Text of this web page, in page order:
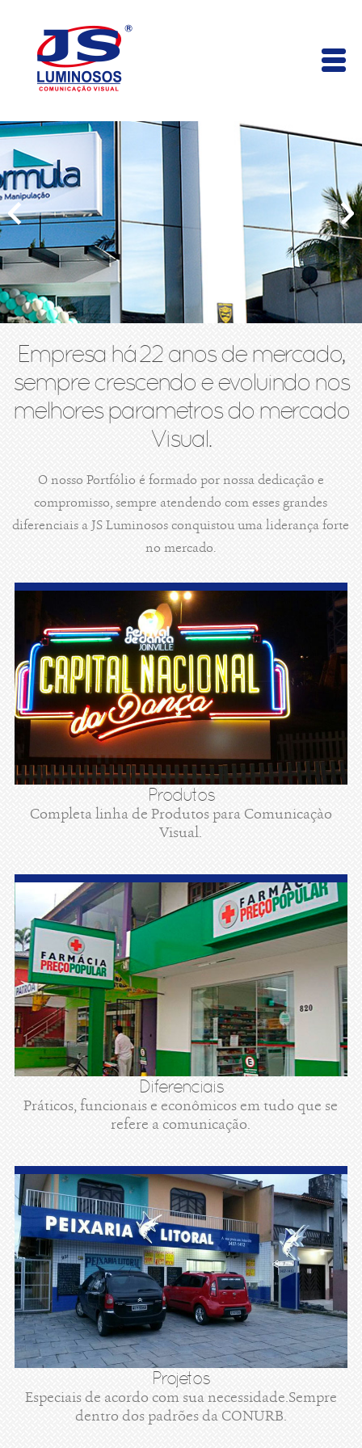
Empresa há 22 anos de mercado,
sempre crescendo e evoluindo nos
melhores parametros do mercado
Visual.
O nosso Portfólio é formado por nossa dedicação e
compromisso, sempre atendendo com esses grandes
diferenciais a JS Luminosos conquistou uma liderança forte
no mercado.
Produtos
Completa linha de Produtos para Comunicaçào
Visual.
Diferenciais
Práticos, funcionais e econômicos em tudo que se
refere a comunicação.
Projetos
Especiais de acordo com sua necessidade.Sempre
dentro dos padrões da CONURB.